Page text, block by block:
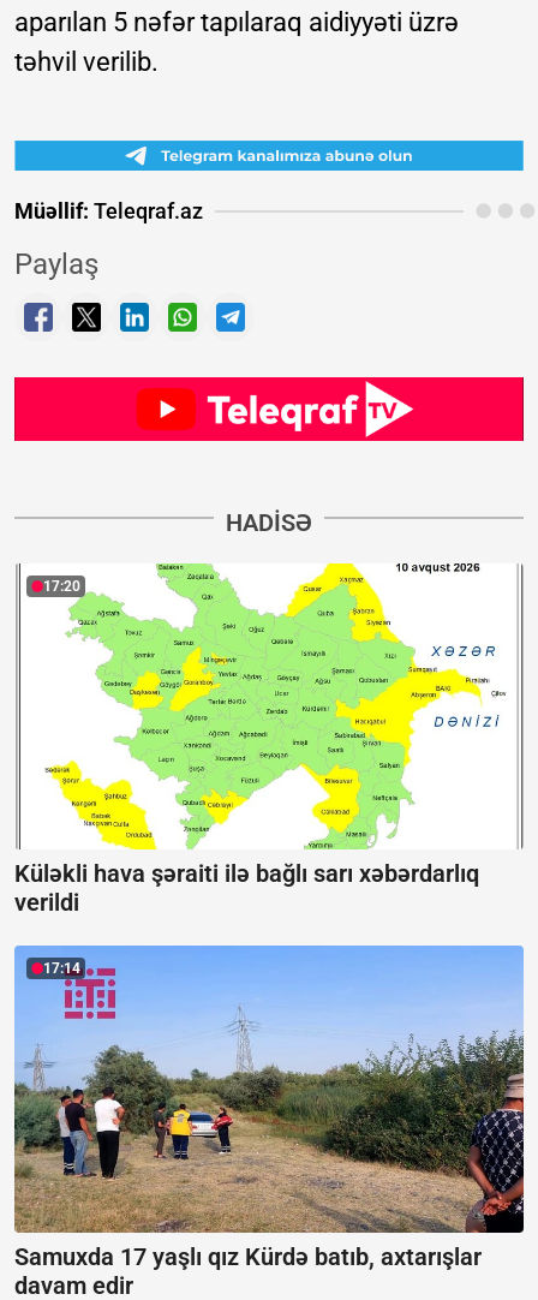
aparılan 5 nəfər tapılaraq aidiyyəti üzrə
təhvil verilib.
Müəllif: Teleqraf.az
Paylaş
HADISƏ
17:20
Küləkli hava şəraiti ilə bağlı sarı xəbərdarlıq
verildi
17:14
Samuxda 17 yaşlı qız Kürdə batıb, axtarışlar
davam edir